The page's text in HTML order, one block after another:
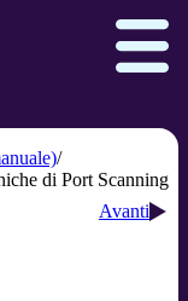
Book
di Port Scanning
Avanti